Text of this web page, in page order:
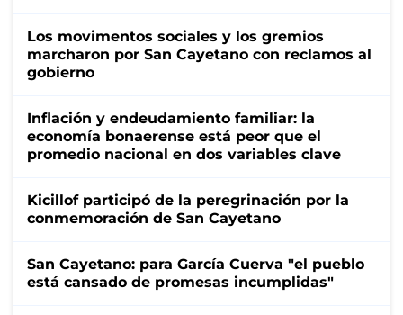
Los movimentos sociales y los gremios
marcharon por San Cayetano con reclamos al
gobierno
Inflación y endeudamiento familiar: la
economía bonaerense está peor que el
promedio nacional en dos variables clave
Kicillof participó de la peregrinación por la
conmemoración de San Cayetano
San Cayetano: para García Cuerva "el pueblo
está cansado de promesas incumplidas"